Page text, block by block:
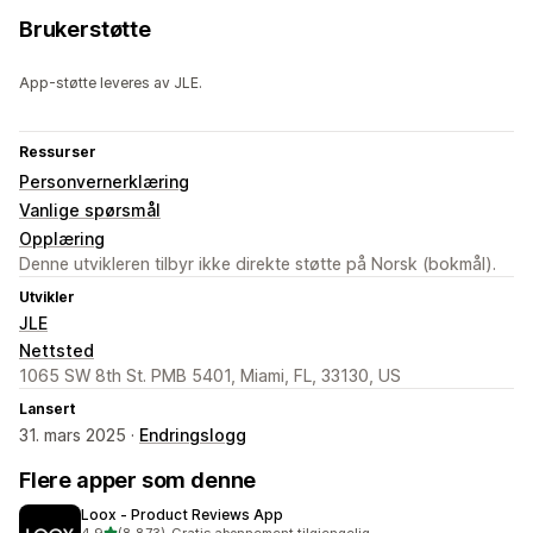
Brukerstøtte
App-støtte leveres av JLE.
Ressurser
Personvernerklæring
Vanlige spørsmål
Opplæring
Denne utvikleren tilbyr ikke direkte støtte på Norsk (bokmål).
Utvikler
JLE
Nettsted
1065 SW 8th St. PMB 5401, Miami, FL, 33130, US
Lansert
31. mars 2025 · Endringslogg
Flere apper som denne
Loox ‑ Product Reviews App